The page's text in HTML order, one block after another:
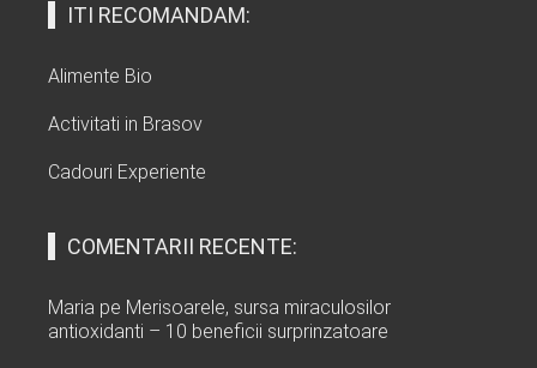
ITI RECOMANDAM:
Alimente Bio
Activitati in Brasov
Cadouri Experiente
COMENTARII RECENTE:
Maria pe Merisoarele, sursa miraculosilor
antioxidanti – 10 beneficii surprinzatoare